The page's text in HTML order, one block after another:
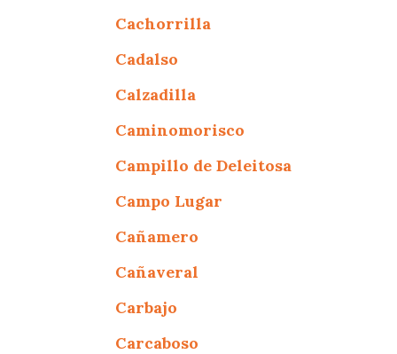
Cachorrilla
Cadalso
Calzadilla
Caminomorisco
Campillo de Deleitosa
Campo Lugar
Cañamero
Cañaveral
Carbajo
Carcaboso